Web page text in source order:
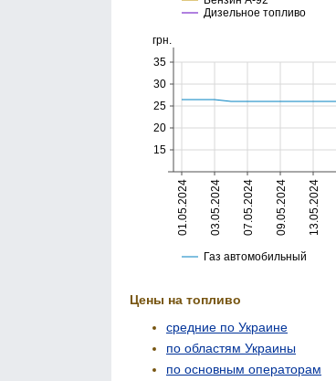
Цены на топливо
средние по Украине
по областям Украины
по основным операторам